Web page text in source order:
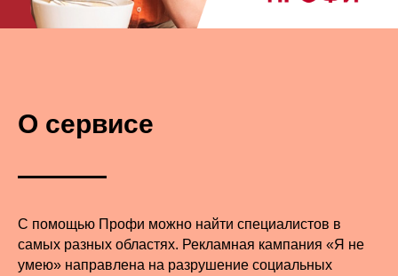
О сервисе
С помощью Профи можно найти специалистов в
самых разных областях. Рекламная кампания «Я не
умею» направлена на разрушение социальных